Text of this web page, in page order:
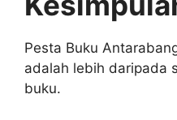
Pesta Buku
adalah lebih daripada
buku.